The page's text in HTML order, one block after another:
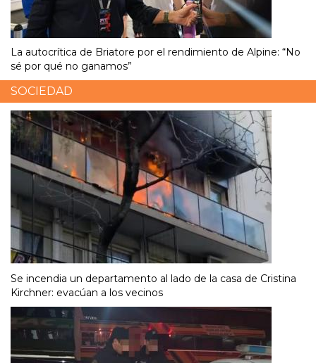
La autocrítica de Briatore por el rendimiento de Alpine: “No
sé por qué no ganamos”
SOCIEDAD
Se incendia un departamento al lado de la casa de Cristina
Kirchner: evacúan a los vecinos